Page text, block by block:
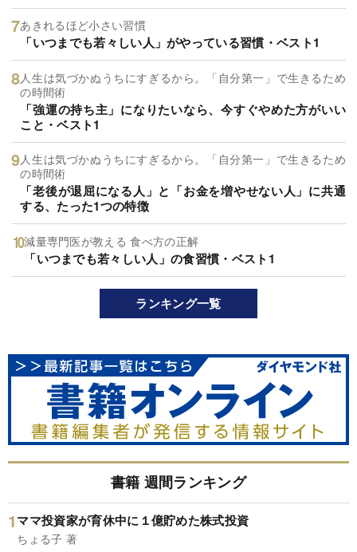
あきれるほど小さい習慣
「いつまでも若々しい人」がやっている習慣・ベスト1
人生は気づかぬうちにすぎるから。「自分第一」で生きるため
の時間術
「強運の持ち主」になりたいなら、今すぐやめた方がいい
こと・ベスト1
人生は気づかぬうちにすぎるから。「自分第一」で生きるため
の時間術
「老後が退屈になる人」と「お金を増やせない人」に共通
する、たった1つの特徴
減量専門医が教える 食べ方の正解
「いつまでも若々しい人」の食習慣・ベスト1
ランキング一覧
書籍 週間ランキング
ママ投資家が育休中に１億貯めた株式投資
ちょる子 著